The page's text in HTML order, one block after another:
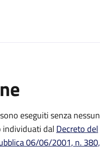
eseguiti senza nessun
dal Decreto del
06/06/2001, n. 380,